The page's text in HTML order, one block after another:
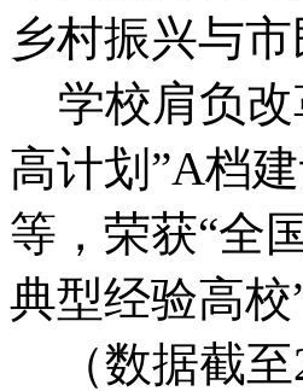
乡村振兴与
学校肩负
高计划”A档
等，荣获“全
典型经验高
（数据截